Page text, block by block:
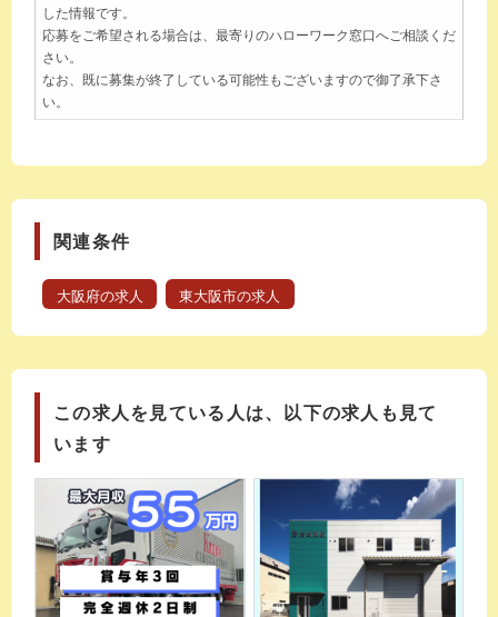
した情報です。
応募をご希望される場合は、最寄りのハローワーク窓口へご相談くだ
さい。
なお、既に募集が終了している可能性もございますので御了承下さ
い。
関連条件
大阪府の求人 東大阪市の求人
この求人を見ている人は、以下の求人も見て
います